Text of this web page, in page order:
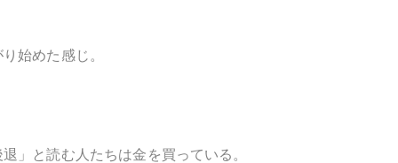
始めた感じ。
」と読む人たちは金を買っている。